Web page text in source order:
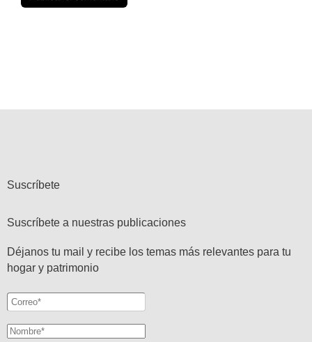
Suscríbete
Suscríbete a nuestras publicaciones
Déjanos tu mail y recibe los temas más relevantes para tu
hogar y patrimonio